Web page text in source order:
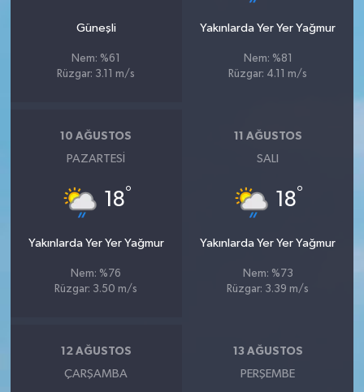
Güneşli
Nem: %61
Rüzgar: 3.11 m/s
Yakınlarda Yer Yer Yağmur
Nem: %81
Rüzgar: 4.11 m/s
10 AĞUSTOS
PAZARTESI
18°
Yakınlarda Yer Yer Yağmur
Nem: %76
Rüzgar: 3.50 m/s
11 AĞUSTOS
SALI
18°
Yakınlarda Yer Yer Yağmur
Nem: %73
Rüzgar: 3.39 m/s
12 AĞUSTOS
ÇARŞAMBA
13 AĞUSTOS
PERŞEMBE